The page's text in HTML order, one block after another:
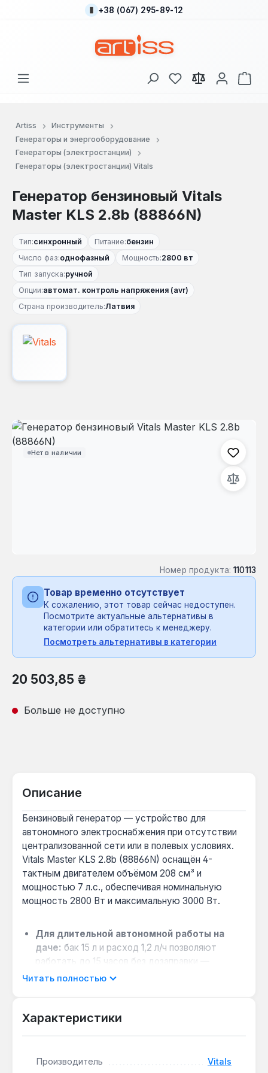
Перейти к основному содержанию
+38 (067) 295-89-12
У вас есть товары
В
Artiss
Инструменты
Генераторы и энергооборудование
Генераторы (электростанции)
Генераторы (электростанции) Vitals
Генератор бензиновый Vitals
Master KLS 2.8b (88866N)
Тип:синхронный Питание:бензин
Число фаз:однофазный Мощность:2800 вт
Тип запуска:ручной
Опции:автомат. контроль напряжения (avr)
Страна производитель:Латвия
Нет в наличии
Пропустить галерею изображений
Номер продукта: 110113
Товар временно отсутствует
К сожалению, этот товар сейчас недоступен.
Посмотрите актуальные альтернативы в
категории или обратитесь к менеджеру.
Посмотреть альтернативы в категории
Обычная цена:
20 503,85 ₴
Больше не доступно
Описание
Бензиновый генератор — устройство для
автономного электроснабжения при отсутствии
централизованной сети или в полевых условиях.
Vitals Master KLS 2.8b (88866N) оснащён 4-
тактным двигателем объёмом 208 см³ и
мощностью 7 л.с., обеспечивая номинальную
мощность 2800 Вт и максимальную 3000 Вт.
Для длительной автономной работы на
даче: бак 15 л и расход 1,2 л/ч позволяют
работать до 15 часов без дозаправки —
достаточно для освещения, холодильника и
автоматический регулятор напряжения (AVR) и
напряжение при подключении газовых котлов,
Читать полностью
Характеристики
Производитель Vitals